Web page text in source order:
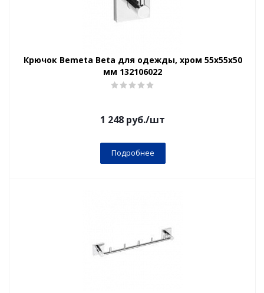
Крючок Bemeta Beta для одежды, хром 55x55x50
мм 132106022
1 248 руб./шт
Подробнее